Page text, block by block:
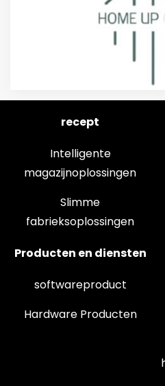
recept
Intelligente
magazijnoplossingen
Slimme
fabrieksoplossingen
Producten en diensten
softwareproduct
Hardware Producten